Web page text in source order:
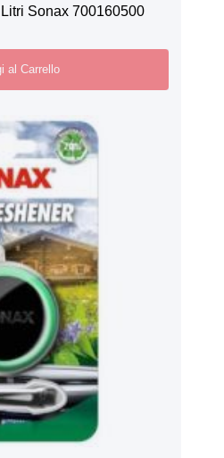
Sonax 700160500
al Carrello